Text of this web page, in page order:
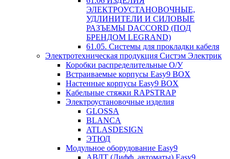
ЭЛЕКТРОУСТАНОВОЧНЫЕ,
УДЛИНИТЕЛИ И СИЛОВЫЕ
РАЗЪЕМЫ DACCORD (ПОД
БРЕНДОМ LEGRAND)
61.05. Системы для прокладки кабеля
Электротехническая продукция Систэм Электрик
Коробки распределительные О/У
Встраиваемые корпусы Easy9 BOX
Настенные корпусы Easy9 BOX
Кабельные стяжки RAPSTRAP
Электроустановочные изделия
GLOSSA
BLANCA
ATLASDESIGN
ЭТЮД
Модульное оборудование Easy9
АВДТ (Дифф. автоматы) Easy9